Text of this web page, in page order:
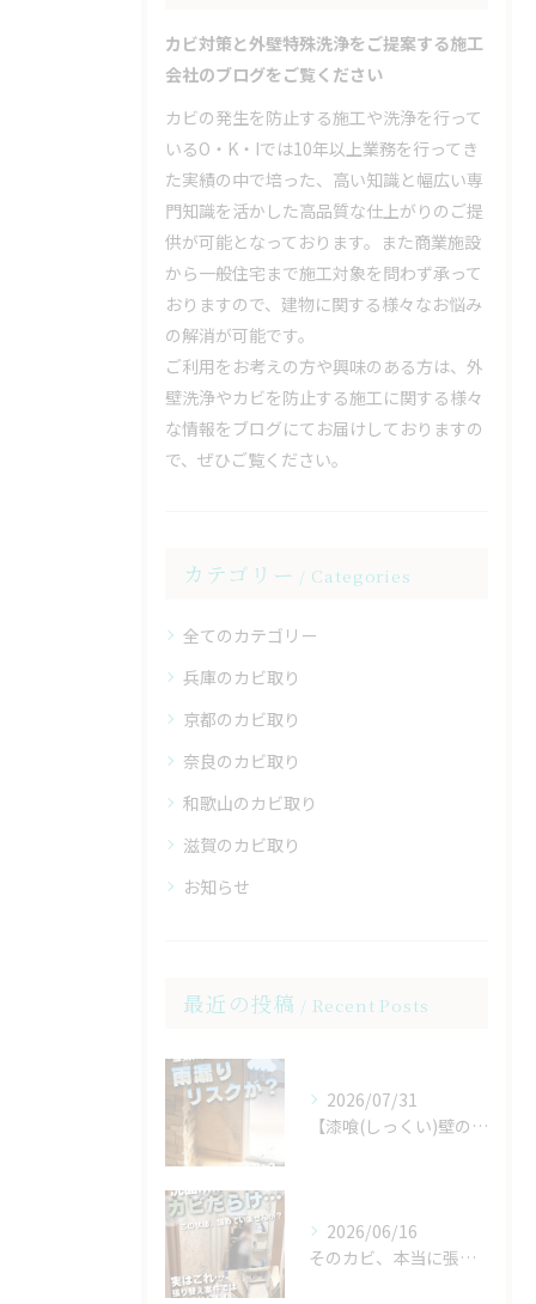
カビ対策と外壁特殊洗浄をご提案する施工
会社のブログをご覧ください
カビの発生を防止する施工や洗浄を行って
いるO・K・Iでは10年以上業務を行ってき
た実績の中で培った、高い知識と幅広い専
門知識を活かした高品質な仕上がりのご提
供が可能となっております。また商業施設
から一般住宅まで施工対象を問わず承って
おりますので、建物に関する様々なお悩み
の解消が可能です。
ご利用をお考えの方や興味のある方は、外
壁洗浄やカビを防止する施工に関する様々
な情報をブログにてお届けしておりますの
で、ぜひご覧ください。
カテゴリー Categories
全てのカテゴリー
兵庫のカビ取り
京都のカビ取り
奈良のカビ取り
和歌山のカビ取り
滋賀のカビ取り
お知らせ
最近の投稿 Recent Posts
2026/07/31
【漆喰(しっくい)壁の雨漏り事例☔】
2026/06/16
そのカビ、本当に張り替えが必要ですか？